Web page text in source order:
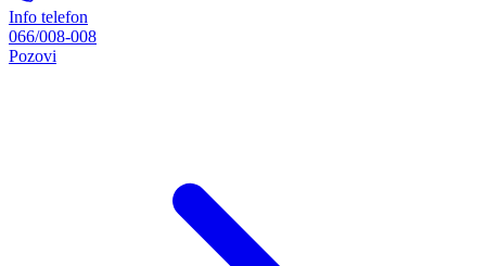
Info telefon
066/008-008
Pozovi